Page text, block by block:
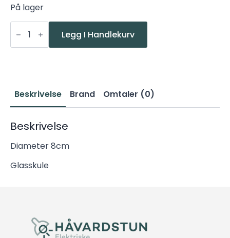
På lager
Trend
julekule
glitter
sort
Legg I Handlekurv
Beskrivelse Brand Omtaler (0)
Beskrivelse
Diameter 8cm
Glasskule